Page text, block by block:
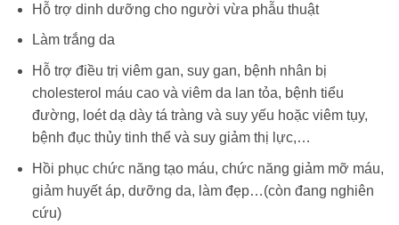
Hỗ trợ dinh dưỡng cho người vừa phẫu thuật
Làm trắng da
Hỗ trợ điều trị viêm gan, suy gan, bệnh nhân bị
cholesterol máu cao và viêm da lan tỏa, bệnh tiểu
đường, loét dạ dày tá tràng và suy yếu hoặc viêm tụy,
bệnh đục thủy tinh thể và suy giảm thị lực,…
Hồi phục chức năng tạo máu, chức năng giảm mỡ máu,
giảm huyết áp, dưỡng da, làm đẹp…(còn đang nghiên
cứu)